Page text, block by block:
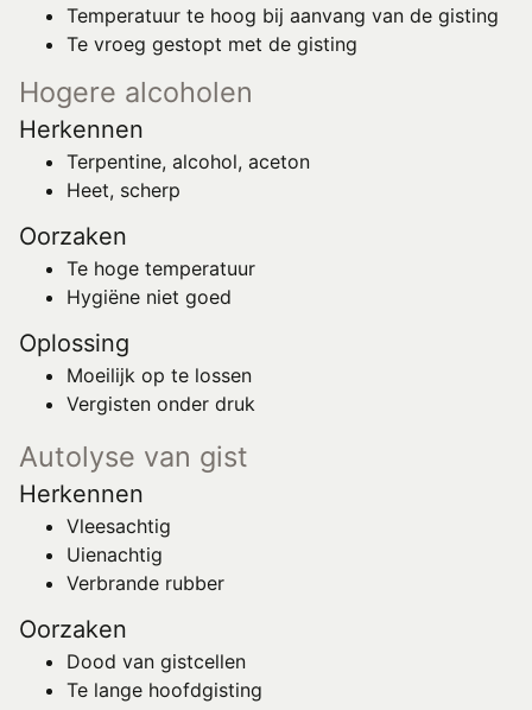
Temperatuur te hoog bij aanvang van de gisting
Te vroeg gestopt met de gisting
Hogere alcoholen
Herkennen
Terpentine, alcohol, aceton
Heet, scherp
Oorzaken
Te hoge temperatuur
Hygiëne niet goed
Oplossing
Moeilijk op te lossen
Vergisten onder druk
Autolyse van gist
Herkennen
Vleesachtig
Uienachtig
Verbrande rubber
Oorzaken
Dood van gistcellen
Te lange hoofdgisting